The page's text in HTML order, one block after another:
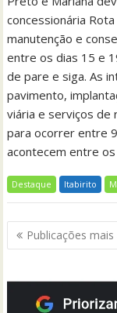
concessionária
manutenção e
entre os dias 15 e
de pare e siga. As
pavimento,
viária e serviços de
para ocorrer entre
acontecem entre
Destaque Itabirito
Navegação
por
Publicações